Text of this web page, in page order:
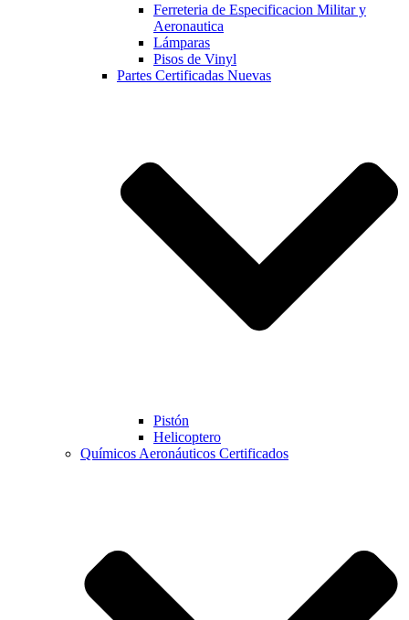
Ferreteria de Especificacion Militar y
Aeronautica
Lámparas
Pisos de Vinyl
Partes Certificadas Nuevas
Pistón
Helicoptero
Químicos Aeronáuticos Certificados